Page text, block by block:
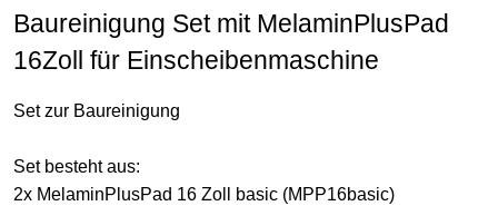
Baureinigung Set mit MelaminPlusPad
16Zoll für Einscheibenmaschine
Set zur Baureinigung
Set besteht aus:
2x MelaminPlusPad 16 Zoll basic (MPP16basic)